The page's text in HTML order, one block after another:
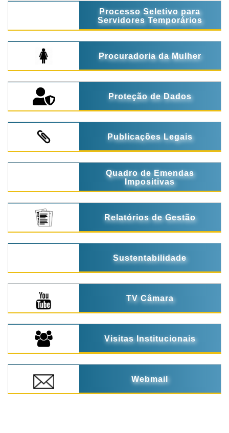
Processo Seletivo para
Servidores Temporários
Procuradoria da Mulher
Proteção de Dados
Publicações Legais
Quadro de Emendas
Impositivas
Relatórios de Gestão
Sustentabilidade
TV Câmara
Visitas Institucionais
Webmail